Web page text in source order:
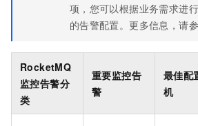
项，您可以根据业务需求进
的告警配置。更多信息，请
RocketMQ
监控告警分
类
重要监控告
警
最佳配
机